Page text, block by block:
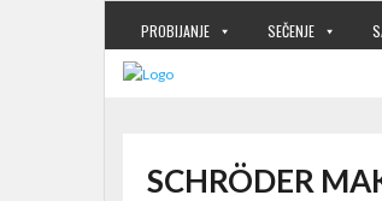
PROBIJANJE SEČENJE
SCHRÖDER